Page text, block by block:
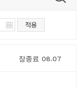
적용
장종료 08.07